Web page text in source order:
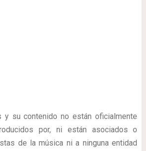
y su contenido no están oficialmente
por, ni están asociados o
de la música ni a ninguna entidad